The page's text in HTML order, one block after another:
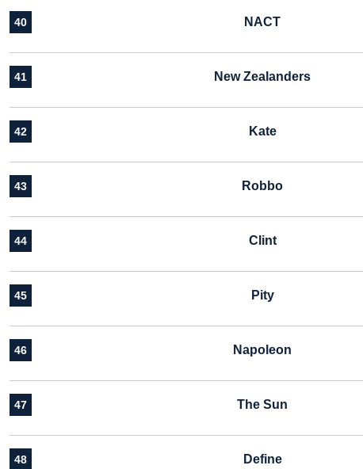
40 NACT
41 New Zealanders
42 Kate
43 Robbo
44 Clint
45 Pity
46 Napoleon
47 The Sun
48 Define